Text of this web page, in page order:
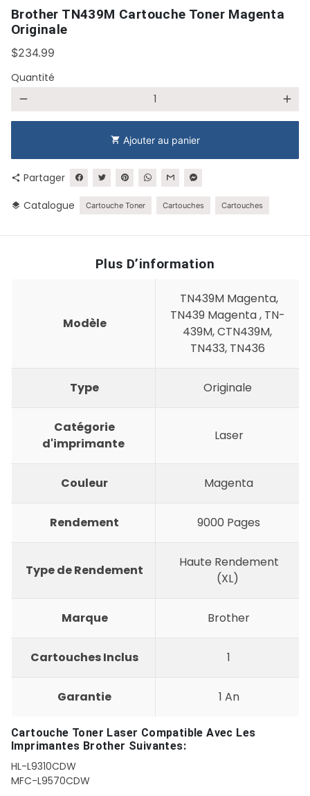
Brother TN439M Cartouche Toner Magenta
Originale
$234.99
Quantité
remove add
shopping_cart Ajouter au panier
share Partager
layers Catalogue Cartouche Toner Cartouches Cartouches
Plus D’information
Modèle
TN439M Magenta,
TN439 Magenta , TN-
439M, CTN439M,
TN433, TN436
Type Originale
Catégorie
d'imprimante
Laser
Couleur Magenta
Rendement 9000 Pages
Type de Rendement
Haute Rendement
(XL)
Marque Brother
Cartouches Inclus 1
Garantie 1 An
Cartouche Toner Laser Compatible Avec Les
Imprimantes Brother Suivantes:
HL-L9310CDW
MFC-L9570CDW